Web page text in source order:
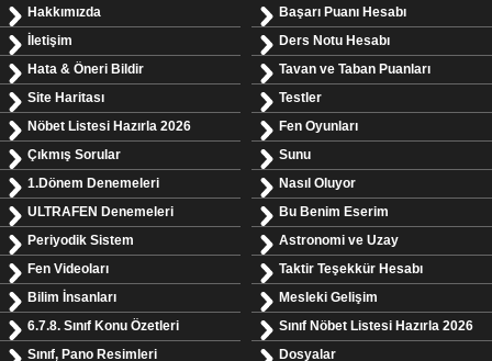
Hakkımızda
İletişim
Hata & Öneri Bildir
Site Haritası
Nöbet Listesi Hazırla 2026
Çıkmış Sorular
1.Dönem Denemeleri
ULTRAFEN Denemeleri
Periyodik Sistem
Fen Videoları
Bilim İnsanları
6.7.8. Sınıf Konu Özetleri
Sınıf, Pano Resimleri
Başarı Puanı Hesabı
Ders Notu Hesabı
Tavan ve Taban Puanları
Testler
Fen Oyunları
Sunu
Nasıl Oluyor
Bu Benim Eserim
Astronomi ve Uzay
Taktir Teşekkür Hesabı
Mesleki Gelişim
Sınıf Nöbet Listesi Hazırla 2026
Dosyalar